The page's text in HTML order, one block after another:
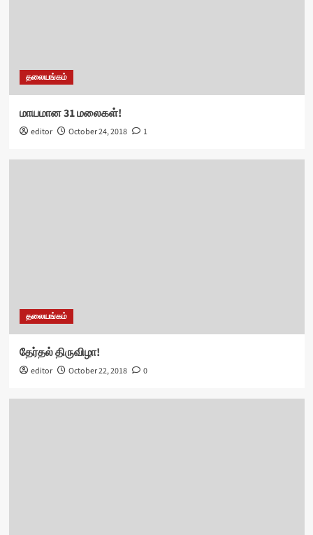
தலையங்கம்
மாயமான 31 மலைகள்!
editor October 24, 2018 1
தலையங்கம்
தேர்தல் திருவிழா!
editor October 22, 2018 0